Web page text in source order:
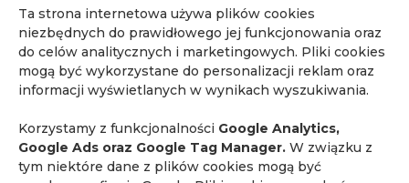
Ta strona internetowa używa plików cookies
niezbędnych do prawidłowego jej funkcjonowania oraz
do celów analitycznych i marketingowych. Pliki cookies
mogą być wykorzystane do personalizacji reklam oraz
informacji wyświetlanych w wynikach wyszukiwania.
Korzystamy z funkcjonalności Google Analytics,
Google Ads oraz Google Tag Manager. W związku z
tym niektóre dane z plików cookies mogą być